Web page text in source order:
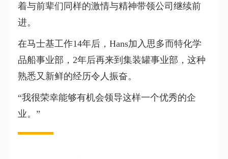
着与前辈们同样的激情与精神带领公司继续前
进。
在马士基工作14年后，Hans加入思多而特化学
品船事业部，2年后再来到集装罐事业部，这种
熟悉又新鲜的经历令人振奋。
“我很荣幸能够有机会领导这样一个优秀的企
业。”